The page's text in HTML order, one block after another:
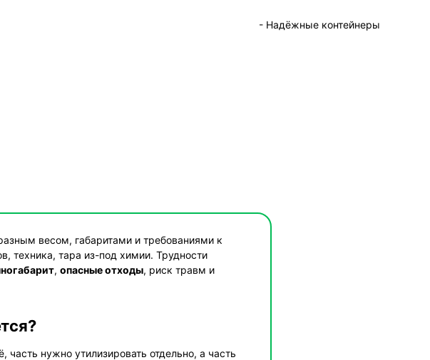
- Надёжные контейнеры
весом, габаритами и требованиями к
техника, тара из-под химии. Трудности
, опасные отходы, риск травм и
нужно утилизировать отдельно, а часть